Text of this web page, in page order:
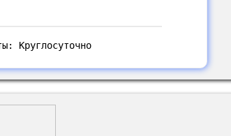
Круглосуточно